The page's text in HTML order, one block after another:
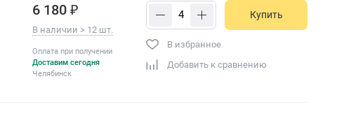
6 180 ₽
В наличии > 12 шт.
Оплата при получении
Доставим сегодня
Челябинск
Купить
В избранное
Добавить к сравнению